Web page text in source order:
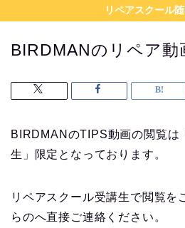
リペアスクール
BIRDMANのリペア動
BIRDMANのTIPS動画の閲覧は
生」限定となっております。
リペアスクール受講生で閲覧を
らのへ直接ご連絡ください。